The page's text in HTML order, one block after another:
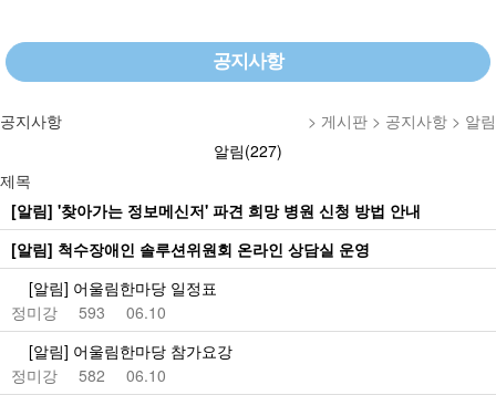
공지사항
> 게시판 > 공지사항 > 알림
공지사항
알림(227)
제목
[알림] '찾아가는 정보메신저' 파견 희망 병원 신청 방법 안내
[알림] 척수장애인 솔루션위원회 온라인 상담실 운영
[알림] 어울림한마당 일정표
정미강
593
06.10
[알림] 어울림한마당 참가요강
정미강
582
06.10